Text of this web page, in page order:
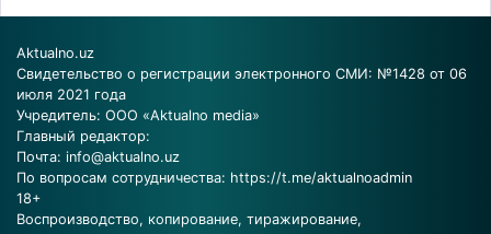
Aktualno.uz
Свидетельство о регистрации электронного СМИ: №1428 от 06
июля 2021 года
Учредитель: ООО «Aktualno media»
Главный редактор:
Почта: info@aktualno.uz
По вопросам сотрудничества: https://t.me/aktualnoadmin
18+
Воспроизводство, копирование, тиражирование,